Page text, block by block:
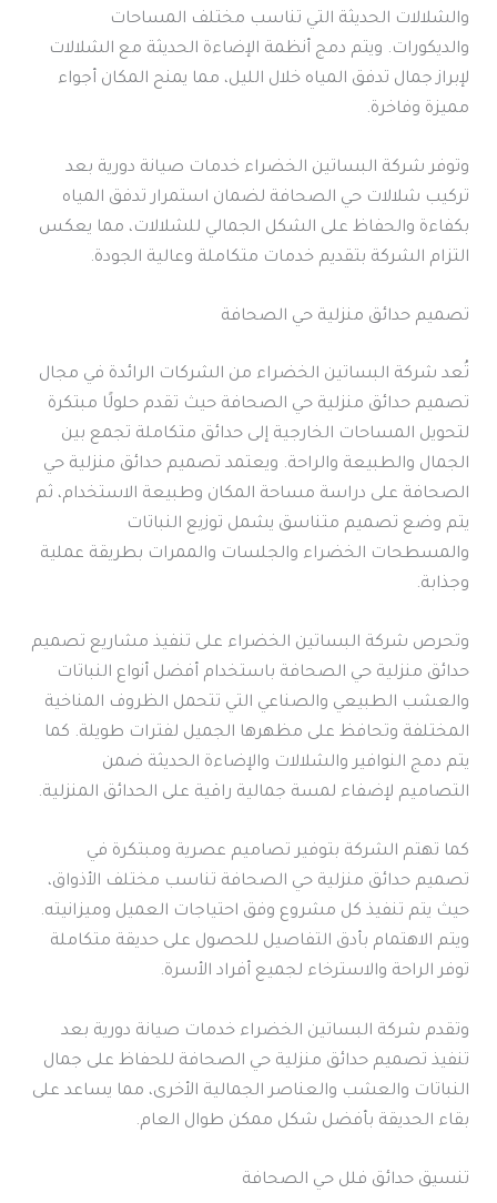
والشلالات الحديثة التي تناسب مختلف المساحات
والديكورات. ويتم دمج أنظمة الإضاءة الحديثة مع الشلالات
لإبراز جمال تدفق المياه خلال الليل، مما يمنح المكان أجواء
مميزة وفاخرة.
وتوفر شركة البساتين الخضراء خدمات صيانة دورية بعد
تركيب شلالات حي الصحافة لضمان استمرار تدفق المياه
بكفاءة والحفاظ على الشكل الجمالي للشلالات، مما يعكس
التزام الشركة بتقديم خدمات متكاملة وعالية الجودة.
تصميم حدائق منزلية حي الصحافة
تُعد شركة البساتين الخضراء من الشركات الرائدة في مجال
تصميم حدائق منزلية حي الصحافة حيث تقدم حلولًا مبتكرة
لتحويل المساحات الخارجية إلى حدائق متكاملة تجمع بين
الجمال والطبيعة والراحة. ويعتمد تصميم حدائق منزلية حي
الصحافة على دراسة مساحة المكان وطبيعة الاستخدام، ثم
يتم وضع تصميم متناسق يشمل توزيع النباتات
والمسطحات الخضراء والجلسات والممرات بطريقة عملية
وجذابة.
وتحرص شركة البساتين الخضراء على تنفيذ مشاريع تصميم
حدائق منزلية حي الصحافة باستخدام أفضل أنواع النباتات
والعشب الطبيعي والصناعي التي تتحمل الظروف المناخية
المختلفة وتحافظ على مظهرها الجميل لفترات طويلة. كما
يتم دمج النوافير والشلالات والإضاءة الحديثة ضمن
التصاميم لإضفاء لمسة جمالية راقية على الحدائق المنزلية.
كما تهتم الشركة بتوفير تصاميم عصرية ومبتكرة في
تصميم حدائق منزلية حي الصحافة تناسب مختلف الأذواق،
حيث يتم تنفيذ كل مشروع وفق احتياجات العميل وميزانيته.
ويتم الاهتمام بأدق التفاصيل للحصول على حديقة متكاملة
توفر الراحة والاسترخاء لجميع أفراد الأسرة.
وتقدم شركة البساتين الخضراء خدمات صيانة دورية بعد
تنفيذ تصميم حدائق منزلية حي الصحافة للحفاظ على جمال
النباتات والعشب والعناصر الجمالية الأخرى، مما يساعد على
بقاء الحديقة بأفضل شكل ممكن طوال العام.
تنسيق حدائق فلل حي الصحافة